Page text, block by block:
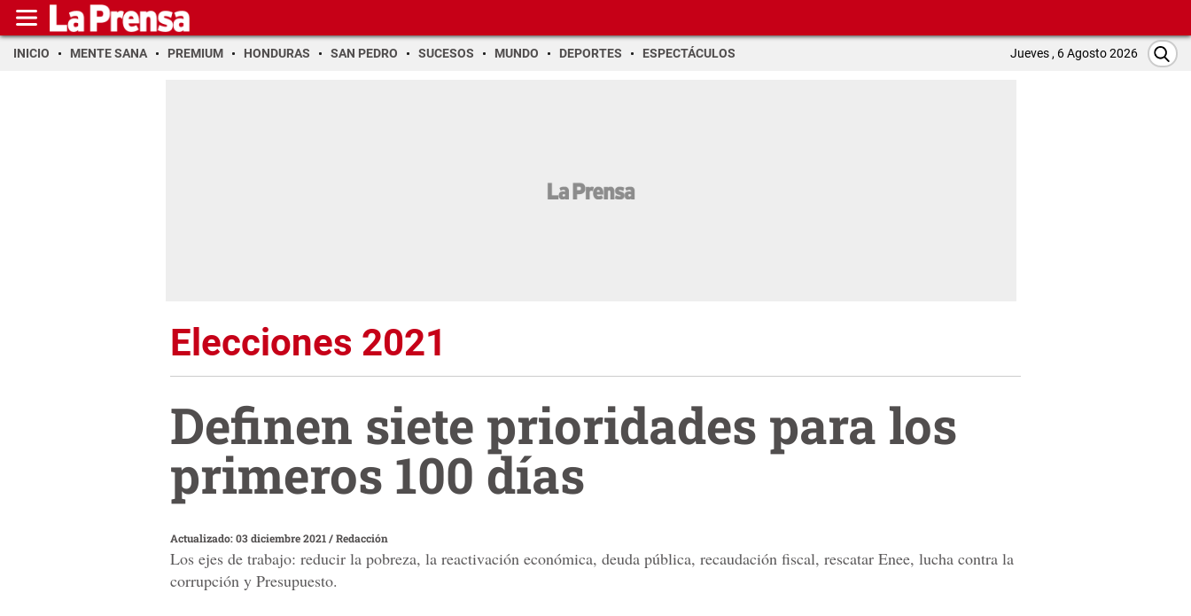
INICIO MENTE SANA PREMIUM HONDURAS SAN PEDRO SUCESOS MUNDO DEPORTES ESPECTÁCULOS Jueves , 6 Agosto 2026
Elecciones 2021
Definen siete prioridades para los
primeros 100 días
Actualizado: 03 diciembre 2021 /Redacción
Los ejes de trabajo: reducir la pobreza, la reactivación económica, deuda pública, recaudación fiscal, rescatar Enee, lucha contra la
corrupción y Presupuesto.